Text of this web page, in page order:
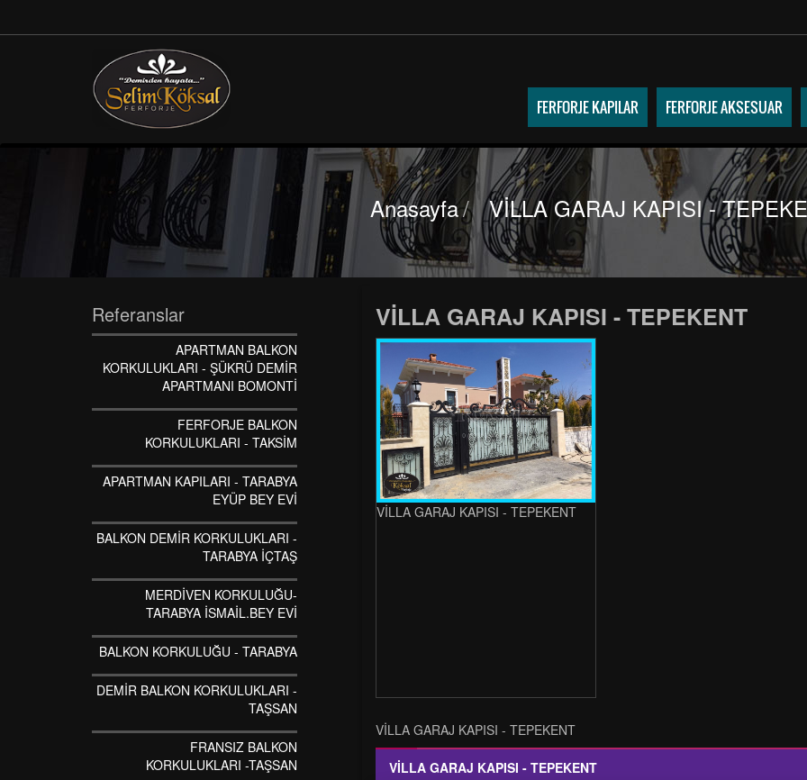
FERFORJE KAPILAR FERFORJE AKSESUAR
Anasayfa/ VİLLA GARAJ KAPISI -
VİLLA GARAJ KAPISI - TEPEKENT
VİLLA GARAJ KAPISI - TEPEKENT
VİLLA GARAJ KAPISI - TEPEKENT
VİLLA GARAJ KAPISI - TEPEKENT
Referanslar
APARTMAN BALKON
KORKULUKLARI - ŞÜKRÜ DEMİR
APARTMANI BOMONTİ
FERFORJE BALKON
KORKULUKLARI - TAKSİM
APARTMAN KAPILARI - TARABYA
EYÜP BEY EVİ
BALKON DEMİR KORKULUKLARI -
TARABYA İÇTAŞ
MERDİVEN KORKULUĞU-
TARABYA İSMAİL.BEY EVİ
BALKON KORKULUĞU - TARABYA
DEMİR BALKON KORKULUKLARI -
TAŞSAN
FRANSIZ BALKON
KORKULUKLARI -TAŞSAN